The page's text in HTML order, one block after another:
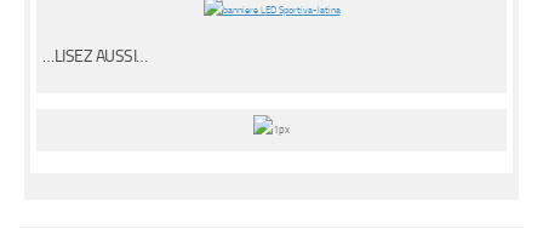
…LISEZ AUSSI…